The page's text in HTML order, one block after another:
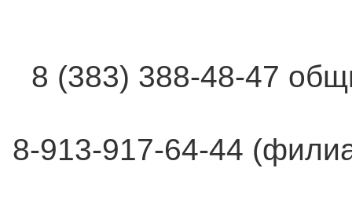
8 (383) 388-48-47
8-913-917-64-44